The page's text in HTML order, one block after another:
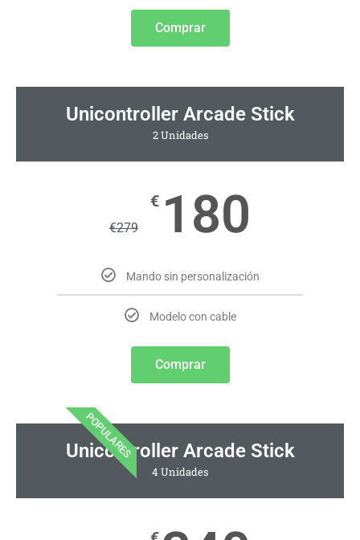
Comprar
Unicontroller Arcade Stick
2 Unidades
€279
€ 180
Mando sin personalización
Modelo con cable
Comprar
POPULARES
Unicontroller Arcade Stick
4 Unidades